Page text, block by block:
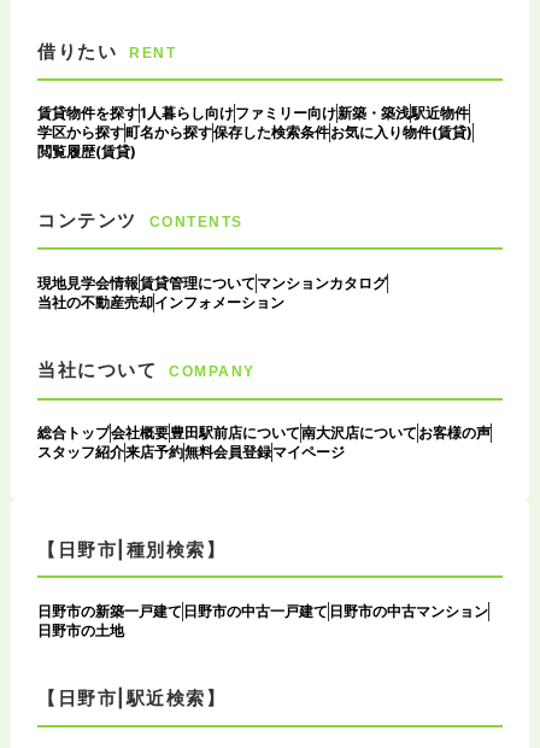
借りたい RENT
賃貸物件を探す1人暮らし向けファミリー向け新築・築浅駅近物件
学区から探す町名から探す保存した検索条件お気に入り物件(賃貸)
閲覧履歴(賃貸)
コンテンツ CONTENTS
現地見学会情報賃貸管理について マンションカタログ
当社の不動産売却インフォメーション
当社について COMPANY
総合トップ会社概要豊田駅前店について南大沢店について お客様の声
スタッフ紹介来店予約無料会員登録マイページ
【日野市|種別検索】
日野市の新築一戸建て 日野市の中古一戸建て 日野市の中古マンション
日野市の土地
【日野市|駅近検索】